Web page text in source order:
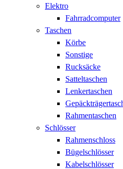
Elektro
Fahrradcomputer
Taschen
Körbe
Sonstige
Rucksäcke
Satteltaschen
Lenkertaschen
Rahmentaschen
Schlösser
Rahmenschloss
Bügelschlösser
Kabelschlösser